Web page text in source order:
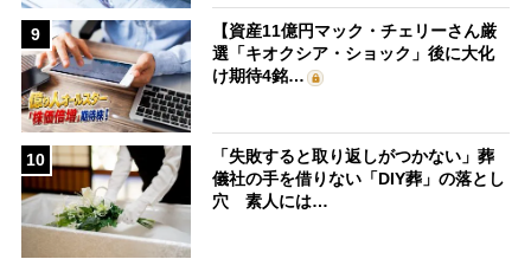
9
【資産11億円マック・チェリーさん厳
選「キオクシア・ショック」後に大化
け期待4銘…
10
「失敗すると取り返しがつかない」葬
儀社の手を借りない「DIY葬」の落とし
穴 素人には…